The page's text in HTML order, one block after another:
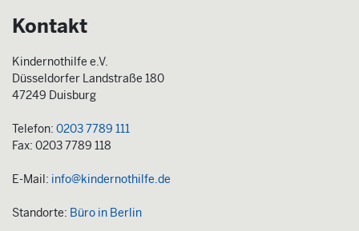
Kontakt
Kindernothilfe e.V.
Düsseldorfer Landstraße 180
47249 Duisburg
Telefon: 0203 7789 111
Fax: 0203 7789 118
E-Mail: info@kindernothilfe.de
Standorte: Büro in Berlin